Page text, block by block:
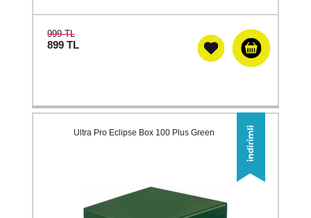
999 TL
899 TL
Ultra Pro Eclipse Box 100 Plus Green